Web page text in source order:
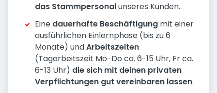
das Stammpersonalunseres Kunden.
Eine dauerhafte Beschäftigung mit einer
ausführlichen Einlernphase (bis zu 6
Monate) undArbeitszeiten
(Tagarbeitszeit Mo-Do ca. 6-15 Uhr, Fr ca.
6-13 Uhr) die sich mit deinen privaten
Verpflichtungen gut vereinbaren lassen.